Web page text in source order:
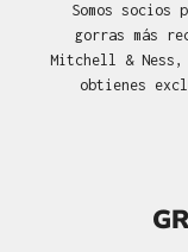
Somos socios
gorras más
Mitchell & Ness,
obtienes